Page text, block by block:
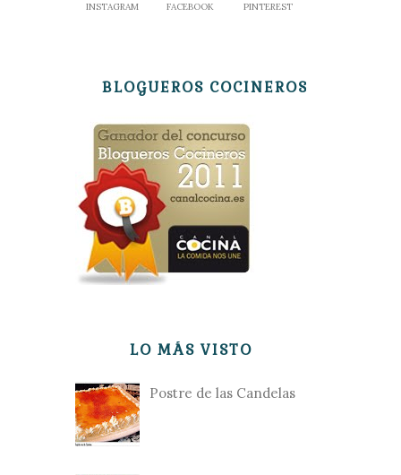
INSTAGRAM FACEBOOK PINTEREST
BLOGUEROS COCINEROS
LO MÁS VISTO
Postre de las Candelas